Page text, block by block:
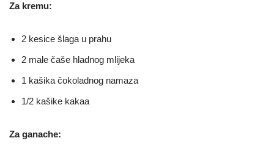
Za kremu:
2 kesice šlaga u prahu
2 male čaše hladnog mlijeka
1 kašika čokoladnog namaza
1/2 kašike kakaa
Za ganache: